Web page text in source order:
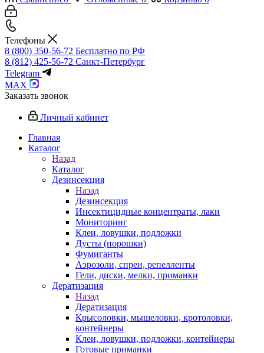
Телефоны
8 (800) 350-56-72 Бесплатно по РФ
8 (812) 425-56-72 Санкт-Петербург
Telegram
MAX
Заказать звонок
Личный кабинет
Главная
Каталог
Назад
Каталог
Дезинсекция
Назад
Дезинсекция
Инсектицидные концентраты, лаки
Мониторинг
Клеи, ловушки, подложки
Дусты (порошки)
Фумиганты
Аэрозоли, спреи, репелленты
Гели, диски, мелки, приманки
Дератизация
Назад
Дератизация
Крысоловки, мышеловки, кротоловки,
контейнеры
Клеи, ловушки, подложки, контейнеры
Готовые приманки